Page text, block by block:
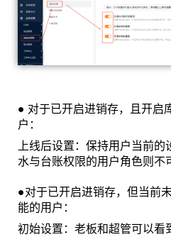
● 对于已开启进销存，且开启
户：
上线后设置：保持用户当前的
水与台账权限的用户角色则不
●对于已开启进销存，但当前
能的用户：
初始设置：老板和超管可以看